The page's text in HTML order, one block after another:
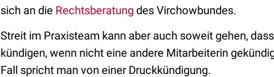
sich an die Rechtsberatung des Virchowbundes.
Streit im Praxisteam kann aber auch soweit gehen,
kündigen, wenn nicht eine andere Mitarbeiterin
Fall spricht man von einer Druckkündigung.